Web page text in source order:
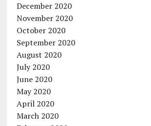
December 2020
November 2020
October 2020
September 2020
August 2020
July 2020
June 2020
May 2020
April 2020
March 2020